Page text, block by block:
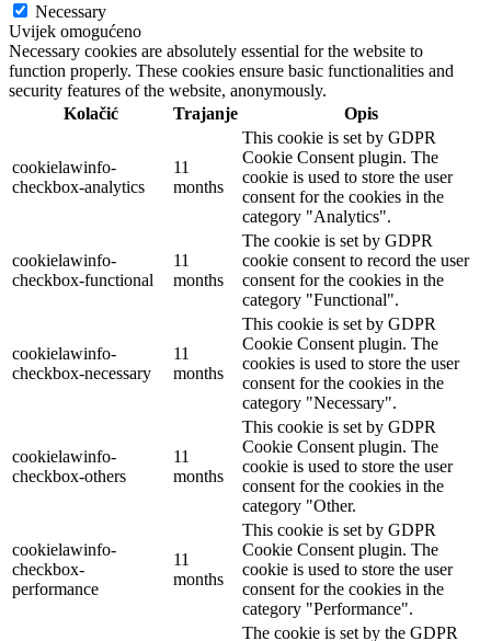
Necessary
Uvijek omogućeno
Necessary cookies are absolutely essential for the website to
function properly. These cookies ensure basic functionalities and
security features of the website, anonymously.
Kolačić
Trajanje Opis
cookielawinfo-
checkbox-analytics
11
months
This cookie is set by GDPR
Cookie Consent plugin. The
cookie is used to store the user
consent for the cookies in the
category "Analytics".
cookielawinfo-
checkbox-functional
11
months
The cookie is set by GDPR
cookie consent to record the user
consent for the cookies in the
category "Functional".
cookielawinfo-
checkbox-necessary
11
months
This cookie is set by GDPR
Cookie Consent plugin. The
cookies is used to store the user
consent for the cookies in the
category "Necessary".
cookielawinfo-
checkbox-others
11
months
This cookie is set by GDPR
Cookie Consent plugin. The
cookie is used to store the user
consent for the cookies in the
category "Other.
cookielawinfo-
checkbox-
performance
11
months
This cookie is set by GDPR
Cookie Consent plugin. The
cookie is used to store the user
consent for the cookies in the
category "Performance".
The cookie is set by the GDPR